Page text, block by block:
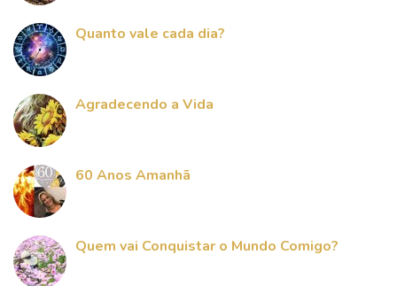
Quanto vale cada dia?
Agradecendo a Vida
60 Anos Amanhã
Quem vai Conquistar o Mundo Comigo?